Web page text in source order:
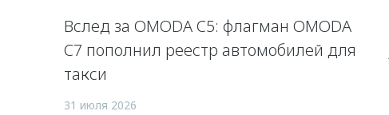
Вслед за OMODA C5: флагман OMODA
C7 пополнил реестр автомобилей для
такси
31 июля 2026